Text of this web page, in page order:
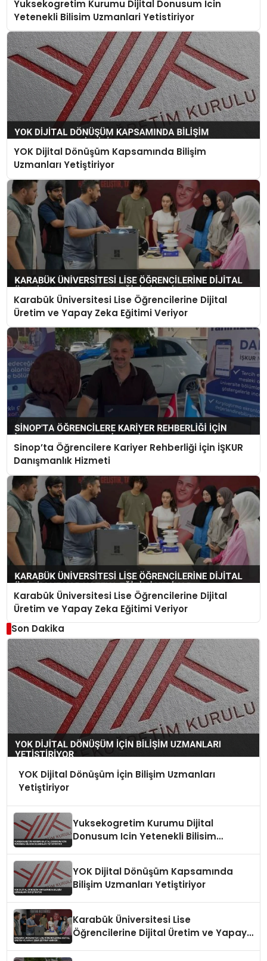
Yuksekogretim Kurumu Dijital Donusum Icin
Yetenekli Bilisim Uzmanlari Yetistiriyor
YOK Dijital Dönüşüm Kapsamında Bilişim
Uzmanları Yetiştiriyor
Karabük Üniversitesi Lise Öğrencilerine Dijital
Üretim ve Yapay Zeka Eğitimi Veriyor
Sinop’ta Öğrencilere Kariyer Rehberliği İçin İŞKUR
Danışmanlık Hizmeti
Karabük Üniversitesi Lise Öğrencilerine Dijital
Üretim ve Yapay Zeka Eğitimi Veriyor
Son Dakika
YOK Dijital Dönüşüm İçin Bilişim Uzmanları
Yetiştiriyor
Yuksekogretim Kurumu Dijital
Donusum Icin Yetenekli Bilisim
YOK Dijital Dönüşüm Kapsamında
Bilişim Uzmanları Yetiştiriyor
Karabük Üniversitesi Lise
Öğrencilerine Dijital Üretim ve Yapay